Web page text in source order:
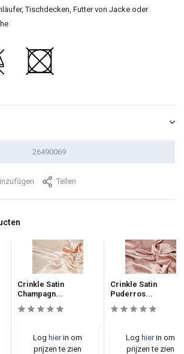
Tischdecken, Futter von Jacke oder
26490069
Teilen
Crinkle Satin
Champagn...
Log hierin om
prijzen te zien
Crinkle Satin
Puderros...
Log hierin om
prijzen te zien